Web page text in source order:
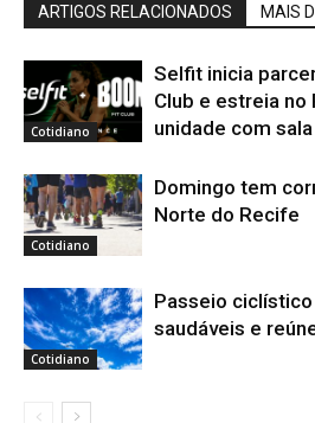
ARTIGOS RELACIONADOS MAIS
Cotidiano
Selfit inicia
Club e estreia
unidade com
Cotidiano
Domingo tem
Norte do Recife
Cotidiano
Passeio
saudáveis e